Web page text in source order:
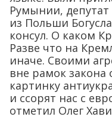
Румынии,
из Польши
консул. О каком
Разве что на
иначе. Своими
вне рамок
картинку
и ссорят нас с
отметил Олег